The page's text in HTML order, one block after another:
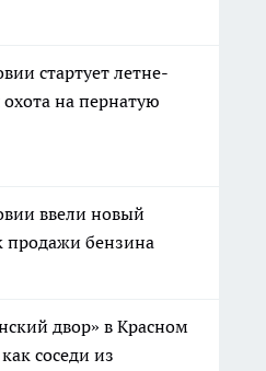
стартует летне-
охота на пернатую
ввели новый
продажи бензина
двор» в Красном
соседи из